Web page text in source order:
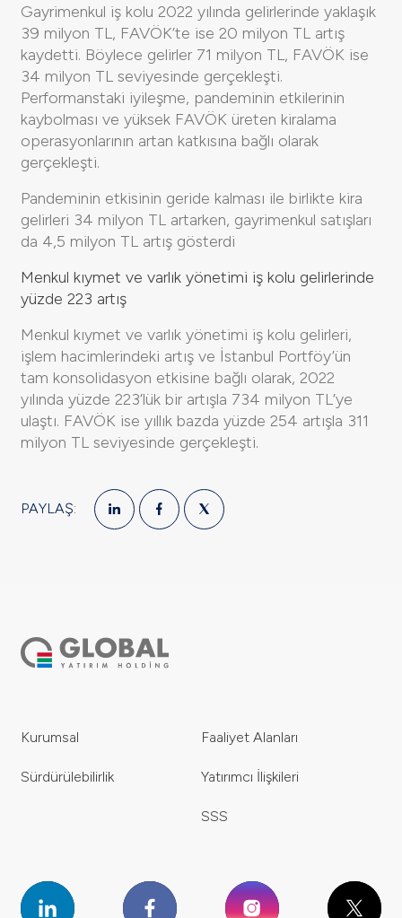
Gayrimenkul iş kolu 2022 yılında gelirlerinde yaklaşık
39 milyon TL, FAVÖK’te ise 20 milyon TL artış
kaydetti. Böylece gelirler 71 milyon TL, FAVÖK ise
34 milyon TL seviyesinde gerçekleşti.
Performanstaki iyileşme, pandeminin etkilerinin
kaybolması ve yüksek FAVÖK üreten kiralama
operasyonlarının artan katkısına bağlı olarak
gerçekleşti.
Pandeminin etkisinin geride kalması ile birlikte kira
gelirleri 34 milyon TL artarken, gayrimenkul satışları
da 4,5 milyon TL artış gösterdi
Menkul kıymet ve varlık yönetimi iş kolu gelirlerinde
yüzde 223 artış
Menkul kıymet ve varlık yönetimi iş kolu gelirleri,
işlem hacimlerindeki artış ve İstanbul Portföy’ün
tam konsolidasyon etkisine bağlı olarak, 2022
yılında yüzde 223’lük bir artışla 734 milyon TL’ye
ulaştı. FAVÖK ise yıllık bazda yüzde 254 artışla 311
milyon TL seviyesinde gerçekleşti.
PAYLAŞ:
Kurumsal Faaliyet Alanları
Sürdürülebilirlik Yatırımcı İlişkileri
SSS